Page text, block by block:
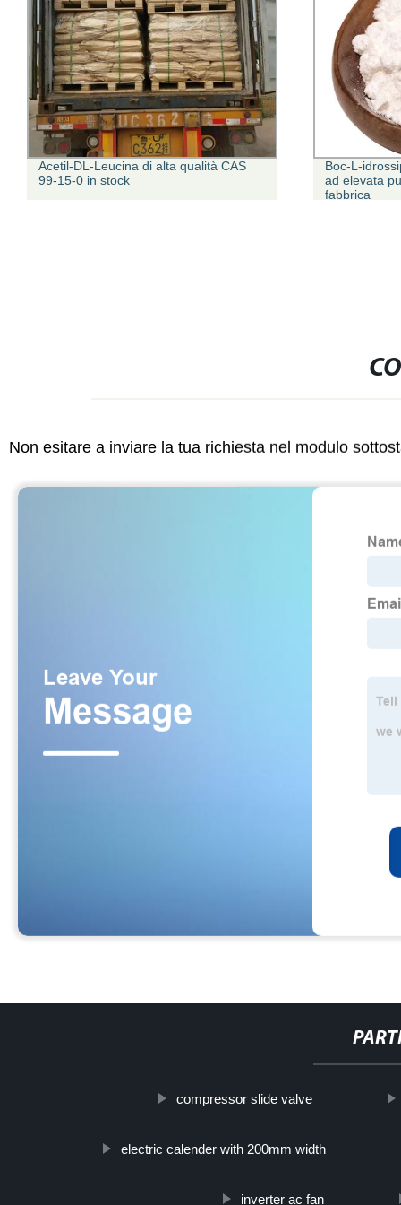
Acetil-DL-Leucina di alta qualità CAS
99-15-0 in stock
Boc-L-
ad elevata
fabbrica
Non esitare a inviare la tua richiesta nel modulo
compressor slide valve
electric calender with 200mm width
inverter ac fan